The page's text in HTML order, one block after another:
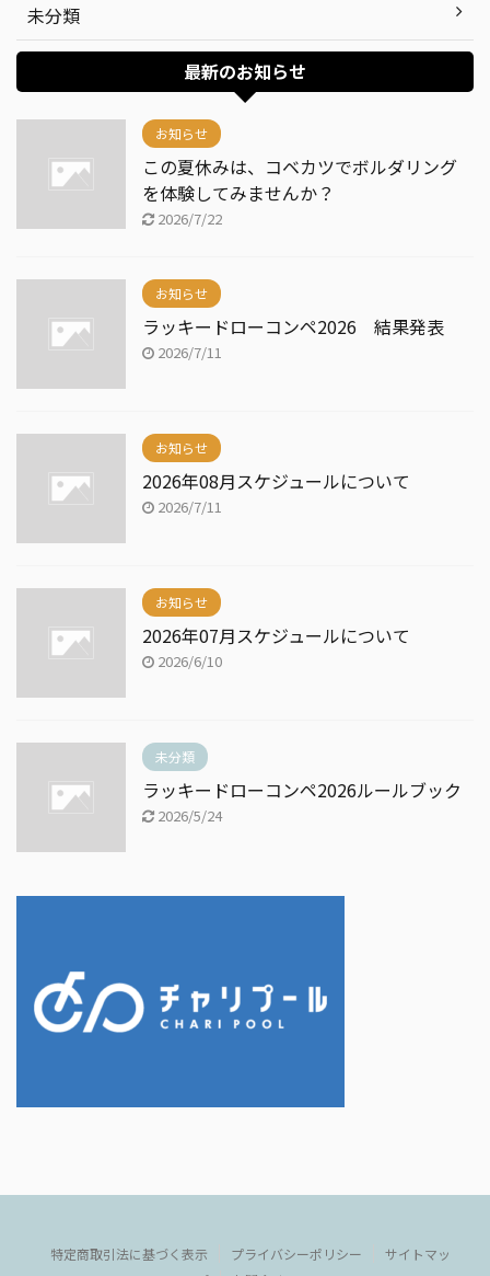
未分類
最新のお知らせ
お知らせ
この夏休みは、コベカツでボルダリング
を体験してみませんか？
2026/7/22
お知らせ
ラッキードローコンペ2026 結果発表
2026/7/11
お知らせ
2026年08月スケジュールについて
2026/7/11
お知らせ
2026年07月スケジュールについて
2026/6/10
未分類
ラッキードローコンペ2026ルールブック
2026/5/24
特定商取引法に基づく表示 プライバシーポリシー
サイトマッ